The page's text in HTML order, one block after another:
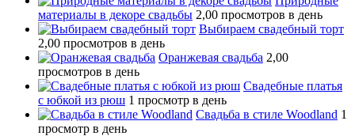
материалы в декоре свадьбы 2,00 просмотров в день
Выбираем свадебный торт
2,00 просмотров в день
Оранжевая свадьба 2,00
просмотров в день
Свадебные платья
с юбкой из рюш 1 просмотр в день
Свадьба в стиле Woodland 1
просмотр в день